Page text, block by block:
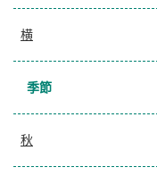
横
季節
秋